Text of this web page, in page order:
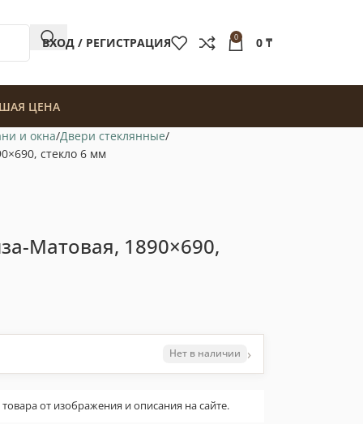
ВХОД / РЕГИСТРАЦИЯ 0 0 ₸
ЦЕНА
и окна Двери стеклянные
стекло 6 мм
Матовая, 1890×690,
Нет в наличии ›
от изображения и описания на сайте.